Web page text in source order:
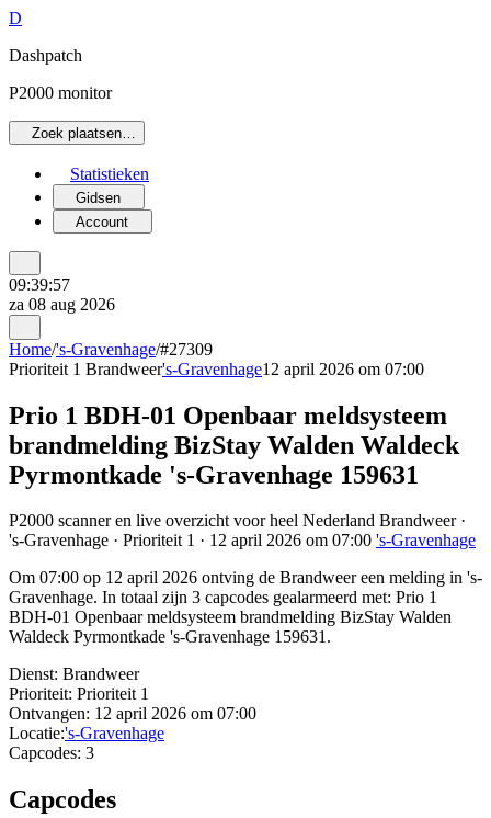
D
Dashpatch
P2000 monitor
Zoek plaatsen…
Statistieken
Gidsen
Account
09:39:57
za 08 aug 2026
Home/'s-Gravenhage/#27309
Prioriteit 1 Brandweer's-Gravenhage12 april 2026 om 07:00
Prio 1 BDH-01 Openbaar meldsysteem
brandmelding BizStay Walden Waldeck
Pyrmontkade 's-Gravenhage 159631
P2000 scanner en live overzicht voor heel Nederland Brandweer ·
's-Gravenhage · Prioriteit 1 · 12 april 2026 om 07:00 's-Gravenhage
Om 07:00 op 12 april 2026 ontving de Brandweer een melding in 's-
Gravenhage. In totaal zijn 3 capcodes gealarmeerd met: Prio 1
BDH-01 Openbaar meldsysteem brandmelding BizStay Walden
Waldeck Pyrmontkade 's-Gravenhage 159631.
Dienst: Brandweer
Prioriteit: Prioriteit 1
Ontvangen: 12 april 2026 om 07:00
Locatie:'s-Gravenhage
Capcodes: 3
Capcodes